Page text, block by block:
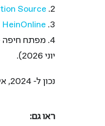
2.
Source
3.
HeinOnline
4. מפתח חיפה –
יוני 2026).
נכון ל- 2024, אין עדכון חדש של ות"ת לגבי רשימת מאגרים זו.
ראו גם: